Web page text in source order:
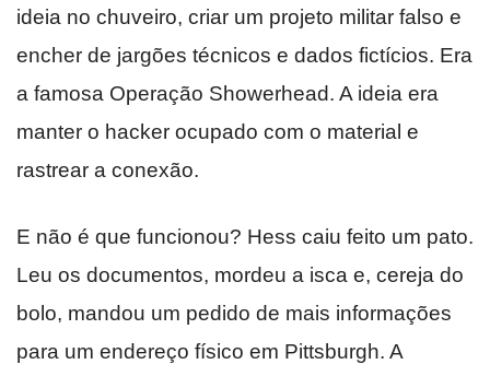
ideia no chuveiro, criar um projeto militar falso e
encher de jargões técnicos e dados fictícios. Era
a famosa Operação Showerhead. A ideia era
manter o hacker ocupado com o material e
rastrear a conexão.
E não é que funcionou? Hess caiu feito um pato.
Leu os documentos, mordeu a isca e, cereja do
bolo, mandou um pedido de mais informações
para um endereço físico em Pittsburgh. A